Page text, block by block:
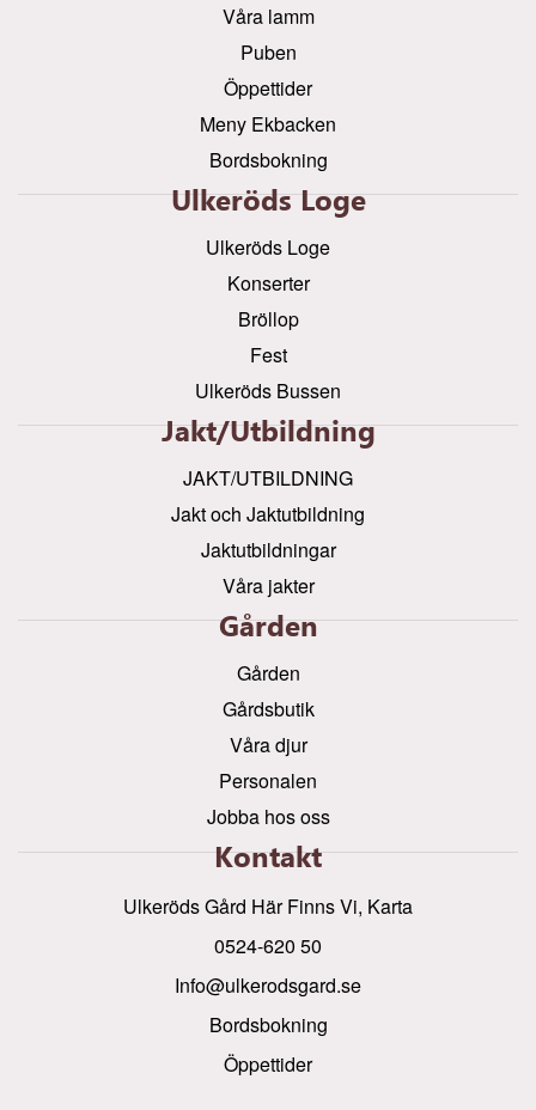
Våra lamm
Puben
Öppettider
Meny Ekbacken
Bordsbokning
Ulkeröds Loge
Ulkeröds Loge
Konserter
Bröllop
Fest
Ulkeröds Bussen
Jakt/utbildning
JAKT/UTBILDNING
Jakt och Jaktutbildning
Jaktutbildningar
Våra jakter
Gården
Gården
Gårdsbutik
Våra djur
Personalen
Jobba hos oss
Kontakt
Ulkeröds Gård Här Finns Vi, Karta
0524-620 50
info@ulkerodsgard.se
Bordsbokning
Öppettider